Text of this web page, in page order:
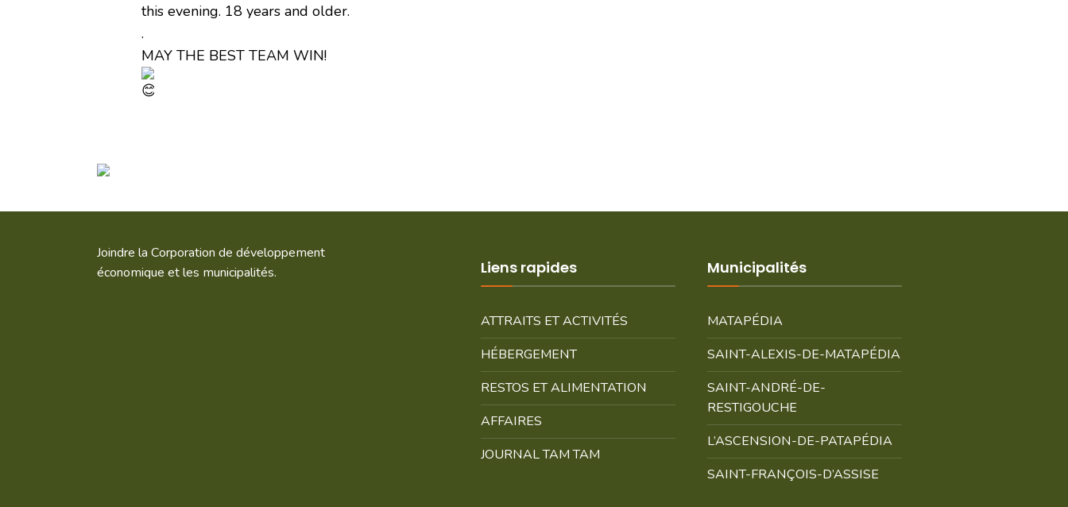
this evening. 18 years and older.
.
MAY THE BEST TEAM WIN!
Joindre la Corporation de développement
économique et les municipalités.
Liens rapides
ATTRAITS ET ACTIVITÉS
HÉBERGEMENT
RESTOS ET ALIMENTATION
AFFAIRES
JOURNAL TAM TAM
Municipalités
MATAPÉDIA
SAINT-ALEXIS-DE-MATAPÉDIA
SAINT-ANDRÉ-DE-
RESTIGOUCHE
L’ASCENSION-DE-PATAPÉDIA
SAINT-FRANÇOIS-D’ASSISE